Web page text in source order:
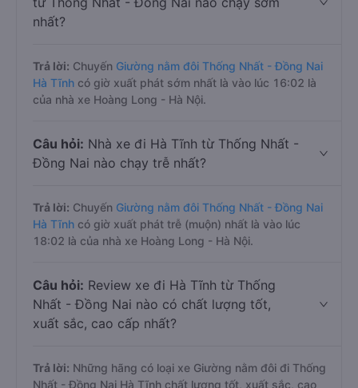
nhất?
Trả lời: Chuyến Giường nằm đôi Thống Nhất - Đồng Nai
Hà Tĩnh có giờ xuất phát sớm nhất là vào lúc 16:02 là
của nhà xe Hoàng Long - Hà Nội.
Câu hỏi: Nhà xe đi Hà Tĩnh từ Thống Nhất -
Đồng Nai nào chạy trễ nhất?
Trả lời: Chuyến Giường nằm đôi Thống Nhất - Đồng Nai
Hà Tĩnh có giờ xuất phát trễ (muộn) nhất là vào lúc
18:02 là của nhà xe Hoàng Long - Hà Nội.
Câu hỏi: Review xe đi Hà Tĩnh từ Thống
Nhất - Đồng Nai nào có chất lượng tốt,
xuất sắc, cao cấp nhất?
Trả lời: Những hãng có loại xe Giường nằm đôi đi Thống
Nhất - Đồng Nai Hà Tĩnh chất lượng tốt, xuất sắc, cao